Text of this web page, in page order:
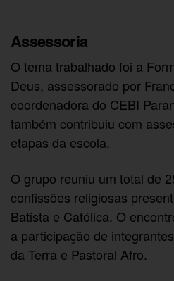
Assessoria
O tema trabalhado foi a
Deus, assessorado por
coordenadora do CEBI
também contribuiu com
etapas da escola.
O grupo reuniu um total de
confissões religiosas
Batista e Católica. O
a participação de
da Terra e Pastoral Afro.